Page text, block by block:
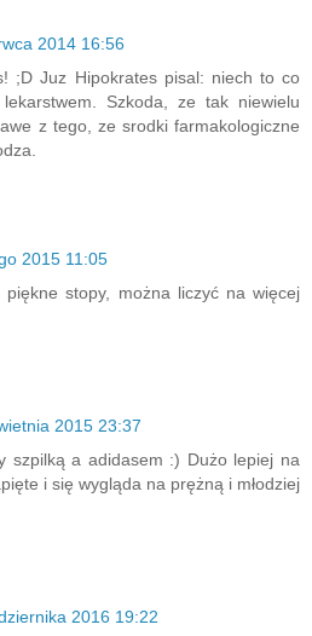
2014 16:56
;D Juz Hipokrates pisal: niech to co
Szkoda, ze tak niewielu
z tego, ze srodki farmakologiczne
2015 11:05
piękne stopy, można liczyć na więcej
2015 23:37
szpilką a adidasem :) Dużo lepiej na
i się wygląda na prężną i młodziej
2016 19:22